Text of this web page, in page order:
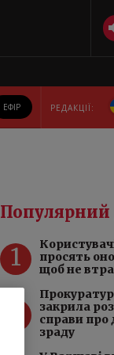
ЕФІР РЕДАКЦІЇ:
Популярний
1
просять
щоб не
закрила
справи про
зраду